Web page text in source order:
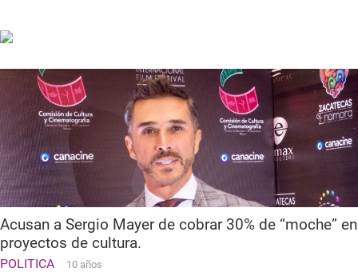
Acusan a Sergio Mayer de cobrar 30% de “moche” en
proyectos de cultura.
POLITICA 10 años